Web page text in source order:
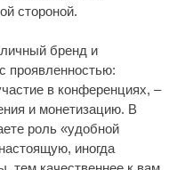
стороной.
бренд и
проявленностью:
в конференциях, –
и монетизацию. В
роль «удобной
иногда